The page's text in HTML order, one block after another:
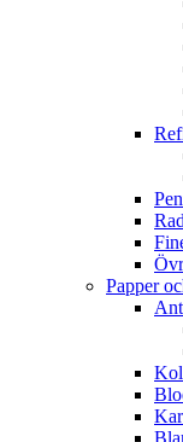
Papper